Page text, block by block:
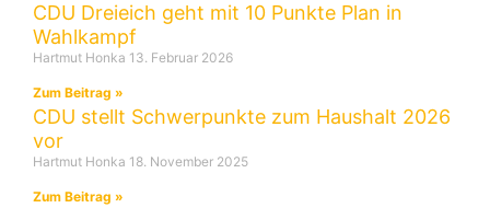
CDU Dreieich geht mit 10 Punkte Plan in
Wahlkampf
Hartmut Honka 13. Februar 2026
Zum Beitrag »
CDU stellt Schwerpunkte zum Haushalt 2026
vor
Hartmut Honka 18. November 2025
Zum Beitrag »